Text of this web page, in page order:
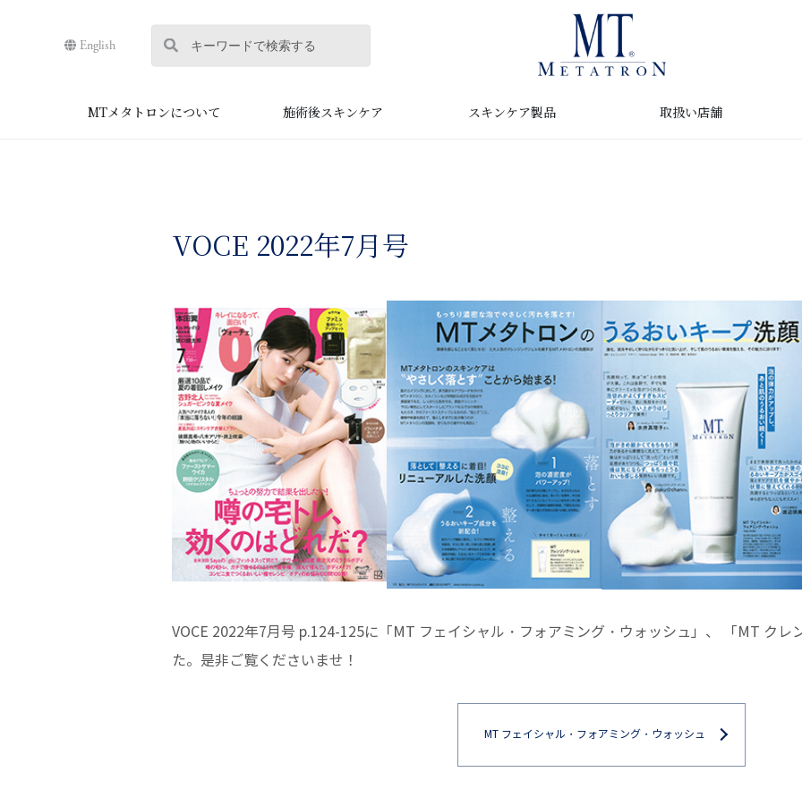
English
MTメタトロンについて 施術後スキンケア スキンケア製品 取扱い店舗
VOCE 2022年7月号
VOCE 2022年7月号 p.124-125に「MT フェイシャル・フォアミング・ウォッシュ」、 「MT クレ
た。是非ご覧くださいませ！
MT フェイシャル・フォアミング・ウォッシュ